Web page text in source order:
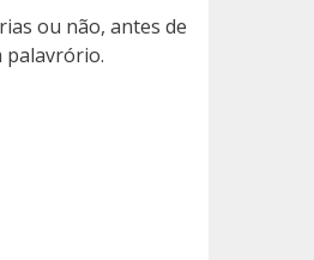
ou não, antes de
palavrório.